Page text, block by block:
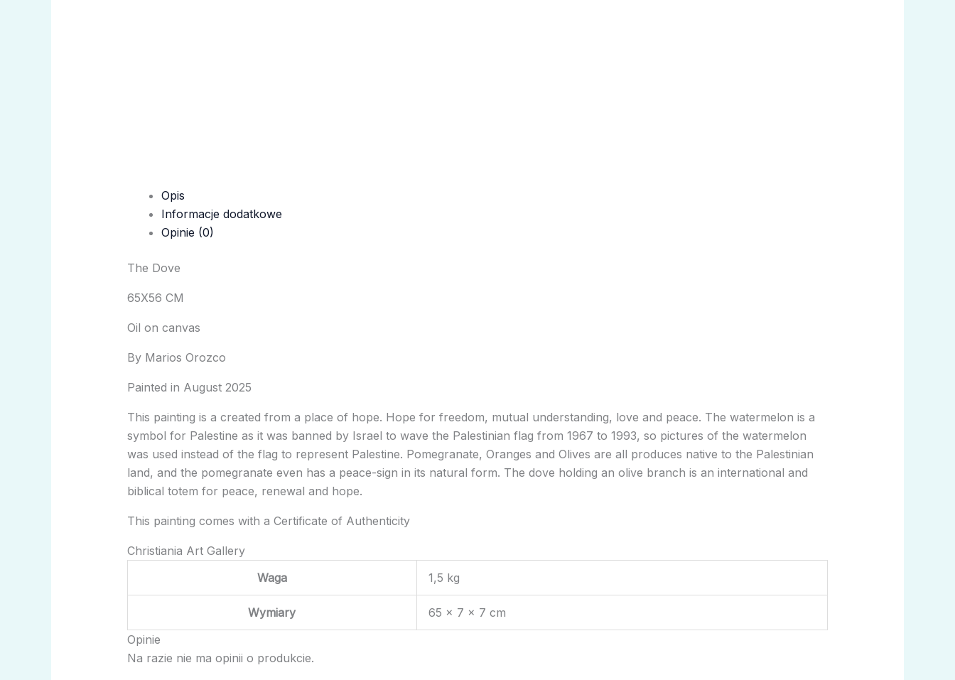
Opis
Informacje dodatkowe
Opinie (0)
The Dove
65X56 CM
Oil on canvas
By Marios Orozco
Painted in August 2025
This painting is a created from a place of hope. Hope for freedom, mutual understanding, love and peace. The watermelon is a
symbol for Palestine as it was banned by Israel to wave the Palestinian flag from 1967 to 1993, so pictures of the watermelon
was used instead of the flag to represent Palestine. Pomegranate, Oranges and Olives are all produces native to the Palestinian
land, and the pomegranate even has a peace-sign in its natural form. The dove holding an olive branch is an international and
biblical totem for peace, renewal and hope.
This painting comes with a Certificate of Authenticity
Christiania Art Gallery
Waga
1,5 kg
Wymiary
65 × 7 × 7 cm
Opinie
Na razie nie ma opinii o produkcie.